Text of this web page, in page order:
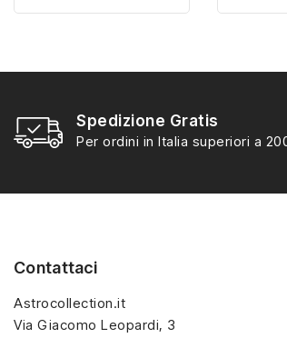
include12 personaggi
per rendere magiche le
include
per
Spedizione Gratis
Per ordini in Italia superiori a
Contattaci
Astrocollection.it
Via Giacomo Leopardi, 3